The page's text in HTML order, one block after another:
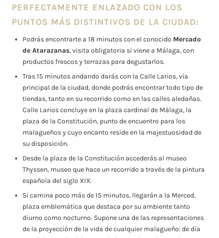
PERFECTAMENTE ENLAZADO CON LOS
PUNTOS MÁS DISTINTIVOS DE LA CIUDAD:
Podrás encontrarte a 18 minutos con el conocido Mercado
de Atarazanas, visita obligatoria si viene a Málaga, con
productos frescos y terrazas para degustarlos.
Tras 15 minutos andando darás con la Calle Larios, vía
principal de la ciudad, donde podrás encontrar todo tipo de
tiendas, tanto en su recorrido como en las calles aledañas.
Calle Larios concluye en la plaza cardinal de Málaga, la
plaza de la Constitución, punto de encuentro para los
malagueños y cuyo encanto reside en la majestuosidad de
su disposición.
Desde la plaza de la Constitución accederás al museo
Thyssen, museo que hace un recorrido a través de la pintura
española del siglo XIX.
Si camina poco más de 15 minutos, llegarán a la Merced,
plaza emblemática que destaca por su ambiente tanto
diurno como nocturno. Supone una de las representaciones
de la proyección de la vida de cualquier malagueño: de día